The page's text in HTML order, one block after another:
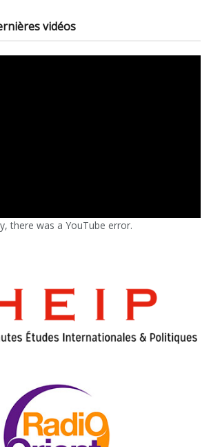
vidéos
there was a YouTube error.